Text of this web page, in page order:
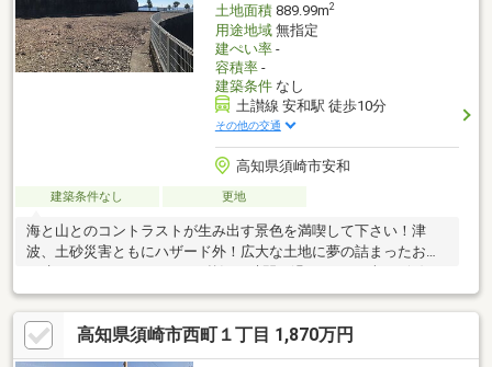
土地面積889.99m2
用途地域無指定
建ぺい率-
容積率-
建築条件なし
土讃線 安和駅 徒歩10分
その他の交通
高知県須崎市安和
建築条件なし 更地
海と山とのコントラストが生み出す景色を満喫して下さい！津
波、土砂災害ともにハザード外！広大な土地に夢の詰まったお家
を建ててみませんか♪きっと贅沢な時間を過ごせるはずです(^^)
高知県須崎市西町１丁目 1,870万円